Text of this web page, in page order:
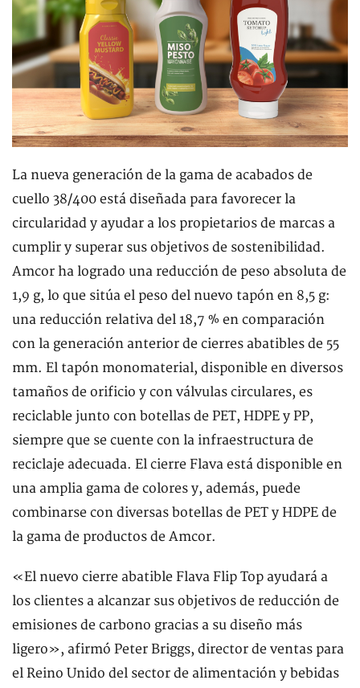
La nueva generación de la gama de acabados de
cuello 38/400 está diseñada para favorecer la
circularidad y ayudar a los propietarios de marcas a
cumplir y superar sus objetivos de sostenibilidad.
Amcor ha logrado una reducción de peso absoluta de
1,9 g, lo que sitúa el peso del nuevo tapón en 8,5 g:
una reducción relativa del 18,7 % en comparación
con la generación anterior de cierres abatibles de 55
mm. El tapón monomaterial, disponible en diversos
tamaños de orificio y con válvulas circulares, es
reciclable junto con botellas de PET, HDPE y PP,
siempre que se cuente con la infraestructura de
reciclaje adecuada. El cierre Flava está disponible en
una amplia gama de colores y, además, puede
combinarse con diversas botellas de PET y HDPE de
la gama de productos de Amcor.
«El nuevo cierre abatible Flava Flip Top ayudará a
los clientes a alcanzar sus objetivos de reducción de
emisiones de carbono gracias a su diseño más
ligero», afirmó Peter Briggs, director de ventas para
el Reino Unido del sector de alimentación y bebidas